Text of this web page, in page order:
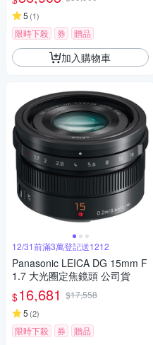
5 (1)
限時下殺 券 贈品
加入購物車
12/31前滿3萬登記送1212
Panasonic LEICA DG 15mm F
1.7 大光圈定焦鏡頭 公司貨
$16,681 $17,558
5 (2)
限時下殺 券 贈品